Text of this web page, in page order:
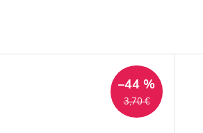
3,70 €
–44 %